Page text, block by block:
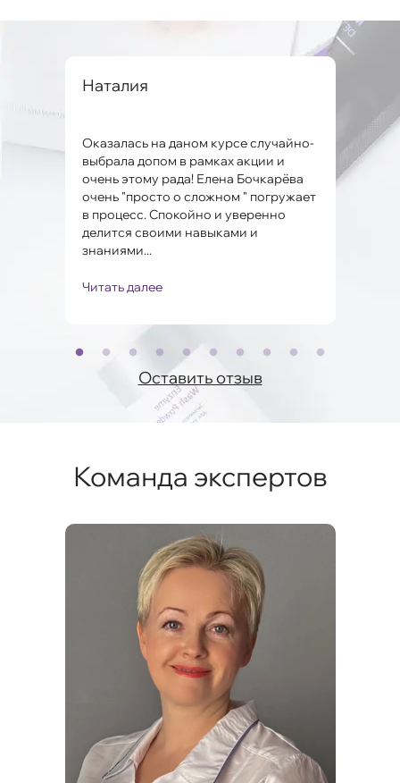
Наталия
Оказалась на даном курсе случайно-
выбрала допом в рамках акции и
очень этому рада! Елена Бочкарёва
очень "просто о сложном " погружает
в процесс. Спокойно и уверенно
делится своими навыками и
знаниями...
Читать далее
Оставить отзыв
Команда экспертов